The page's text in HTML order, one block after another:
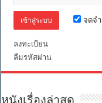
จดจ
ลงทะเบียน
ลืมรหัสผ่าน